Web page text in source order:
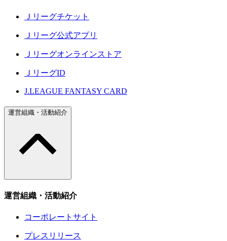
Ｊリーグチケット
Ｊリーグ公式アプリ
Ｊリーグオンラインストア
ＪリーグID
J.LEAGUE FANTASY CARD
運営組織・活動紹介
運営組織・活動紹介
コーポレートサイト
プレスリリース